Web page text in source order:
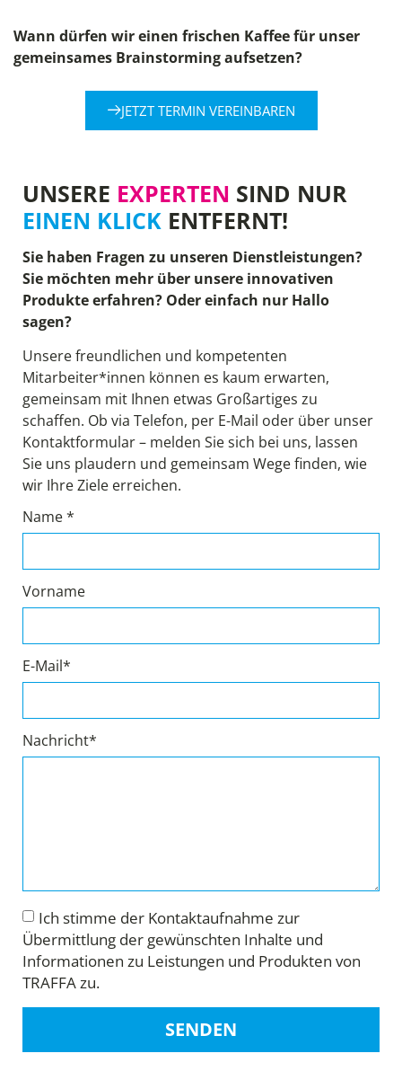
Wann dürfen wir einen frischen Kaffee für unser
gemeinsames Brainstorming aufsetzen?
JETZT TERMIN VEREINBAREN
UNSERE EXPERTEN SIND NUR
EINEN KLICK ENTFERNT!
Sie haben Fragen zu unseren Dienstleistungen?
Sie möchten mehr über unsere innovativen
Produkte erfahren? Oder einfach nur Hallo
sagen?
Unsere freundlichen und kompetenten
Mitarbeiter*innen können es kaum erwarten,
gemeinsam mit Ihnen etwas Großartiges zu
schaffen. Ob via Telefon, per E-Mail oder über unser
Kontaktformular – melden Sie sich bei uns, lassen
Sie uns plaudern und gemeinsam Wege finden, wie
wir Ihre Ziele erreichen.
Name *
Vorname
E-Mail*
Nachricht*
Ich stimme der Kontaktaufnahme zur
Übermittlung der gewünschten Inhalte und
Informationen zu Leistungen und Produkten von
TRAFFA zu.
SENDEN